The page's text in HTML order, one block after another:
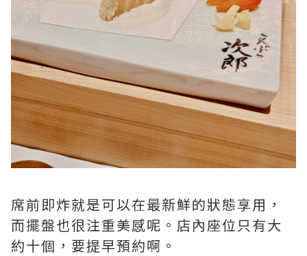
席前即炸就是可以在最新鮮的狀態享用，
而擺盤也很注重美感呢。店內座位只有大
約十個，要提早預約啊。